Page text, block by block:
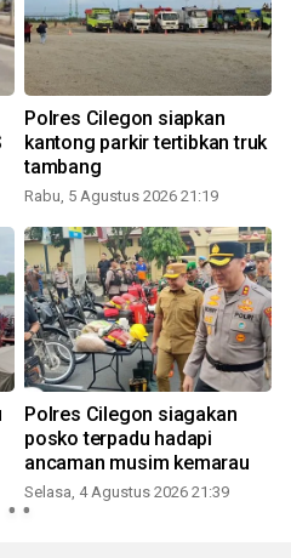
Polres Cilegon siapkan
kantong parkir tertibkan truk
tambang
Rabu, 5 Agustus 2026 21:19
Polres Cilegon siagakan
posko terpadu hadapi
ancaman musim kemarau
Selasa, 4 Agustus 2026 21:39